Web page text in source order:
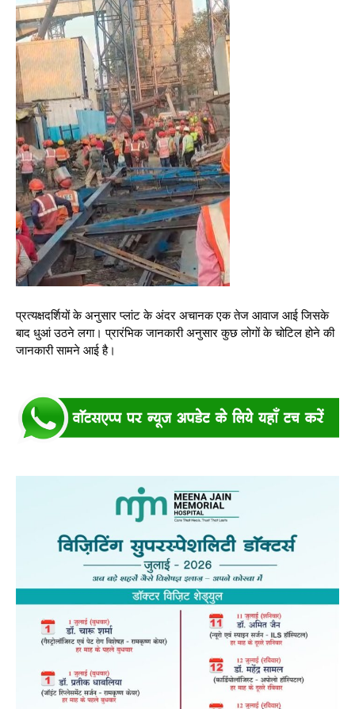
प्रत्यक्षदर्शियों के अनुसार प्लांट के अंदर अचानक एक तेज आवाज आई जिसके
बाद धुआं उठने लगा। प्रारंभिक जानकारी अनुसार कुछ लोगों के चोटिल होने की
जानकारी सामने आई है।